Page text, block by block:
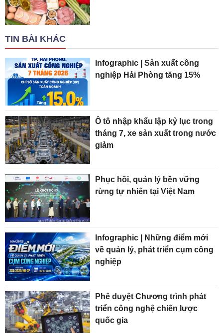
TIN BÀI KHÁC
Infographic | Sản xuất công
nghiệp Hải Phòng tăng 15%
Ô tô nhập khẩu lập kỷ lục trong
tháng 7, xe sản xuất trong nước
giảm
Phục hồi, quản lý bền vững
rừng tự nhiên tại Việt Nam
Infographic | Những điểm mới
về quản lý, phát triển cụm công
nghiệp
Phê duyệt Chương trình phát
triển công nghệ chiến lược
quốc gia